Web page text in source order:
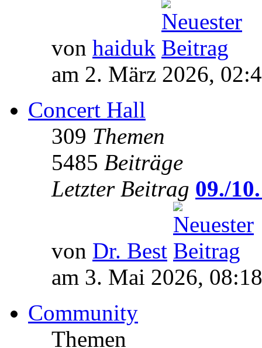
von haiduk
am 2. März 2026,
Concert Hall
309 Themen
5485 Beiträge
Letzter Beitrag 09./
von Dr. Best
am 3. Mai 2026, 08:18
Community
Themen